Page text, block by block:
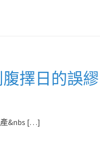
腹擇日的誤繆
&nbs […]